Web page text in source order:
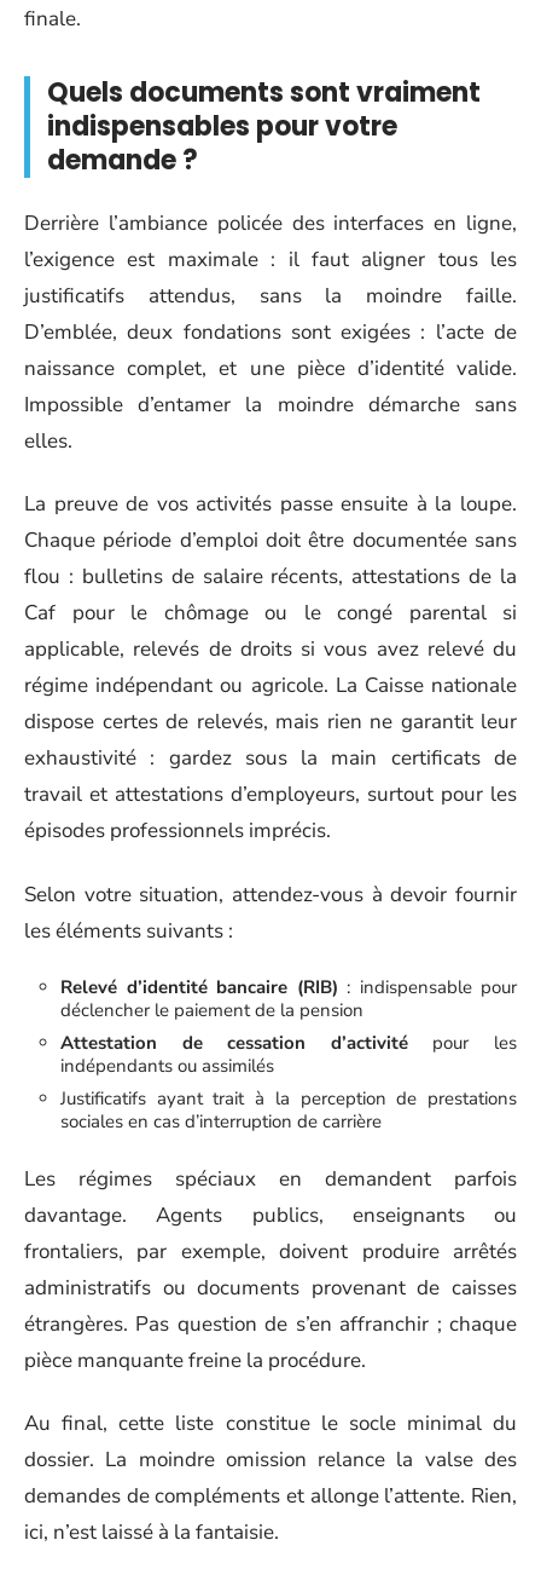
finale.
Quels documents sont vraiment
indispensables pour votre
demande ?
Derrière l’ambiance policée des interfaces en ligne,
l’exigence est maximale : il faut aligner tous les
justificatifs attendus, sans la moindre faille.
D’emblée, deux fondations sont exigées : l’acte de
naissance complet, et une pièce d’identité valide.
Impossible d’entamer la moindre démarche sans
elles.
La preuve de vos activités passe ensuite à la loupe.
Chaque période d’emploi doit être documentée sans
flou : bulletins de salaire récents, attestations de la
Caf pour le chômage ou le congé parental si
applicable, relevés de droits si vous avez relevé du
régime indépendant ou agricole. La Caisse nationale
dispose certes de relevés, mais rien ne garantit leur
exhaustivité : gardez sous la main certificats de
travail et attestations d’employeurs, surtout pour les
épisodes professionnels imprécis.
Selon votre situation, attendez-vous à devoir fournir
les éléments suivants :
Relevé d’identité bancaire (RIB) : indispensable pour
déclencher le paiement de la pension
Attestation de cessation d’activitépour les
indépendants ou assimilés
Justificatifs ayant trait à la perception de prestations
sociales en cas d’interruption de carrière
Les régimes spéciaux en demandent parfois
davantage. Agents publics, enseignants ou
frontaliers, par exemple, doivent produire arrêtés
administratifs ou documents provenant de caisses
étrangères. Pas question de s’en affranchir ; chaque
pièce manquante freine la procédure.
Au final, cette liste constitue le socle minimal du
dossier. La moindre omission relance la valse des
demandes de compléments et allonge l’attente. Rien,
ici, n’est laissé à la fantaisie.